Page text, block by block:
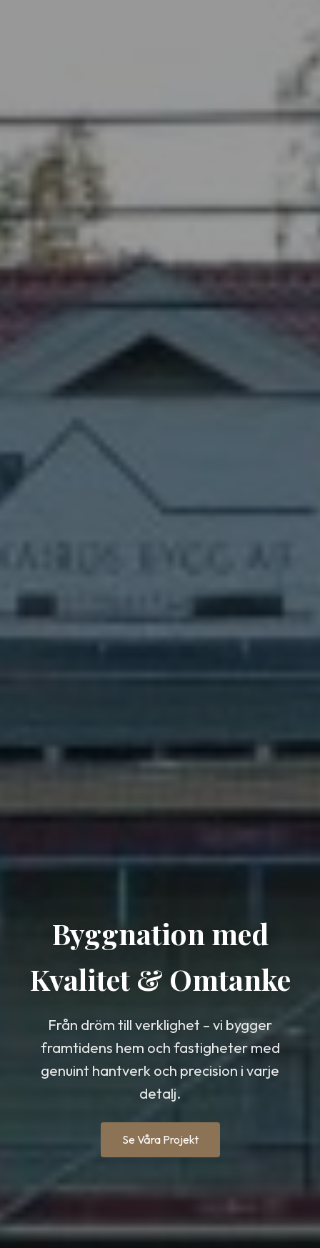
Byggnation med
Kvalitet & Omtanke
Från dröm till verklighet – vi bygger
framtidens hem och fastigheter med
genuint hantverk och precision i varje
detalj.
Se Våra Projekt